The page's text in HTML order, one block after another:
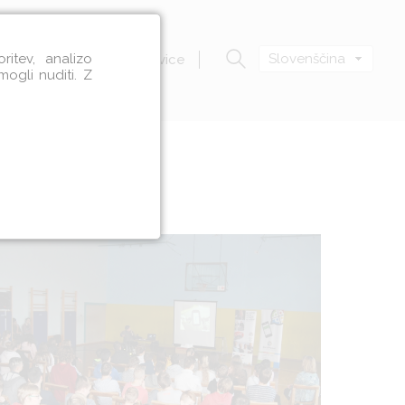
Zavod VOZIM Novice Slovenščina
analizo
nuditi. Z